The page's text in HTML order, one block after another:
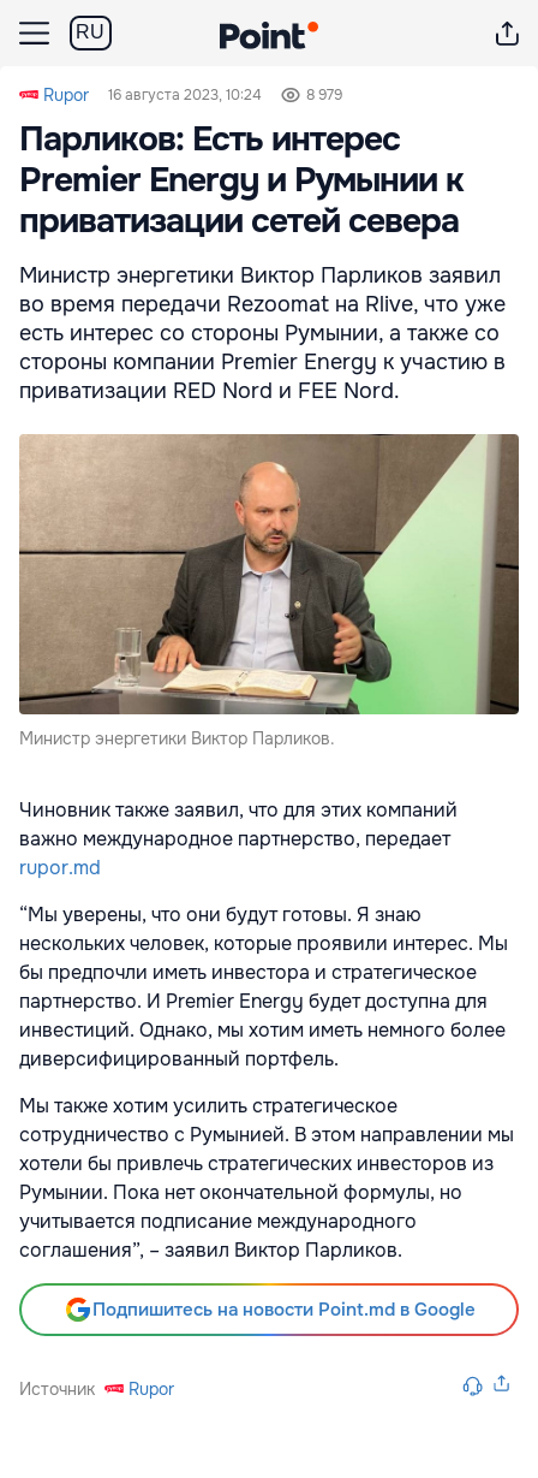
RU
Rupor 16 августа 2023, 10:24 8 979
Парликов: Есть интерес
Premier Energy и Румынии к
приватизации сетей севера
Министр энергетики Виктор Парликов заявил
во время передачи Rezoomat на Rlive, что уже
есть интерес со стороны Румынии, а также со
стороны компании Premier Energy к участию в
приватизации RED Nord и FEE Nord.
Министр энергетики Виктор Парликов.
Чиновник также заявил, что для этих компаний
важно международное партнерство, передает
rupor.md
“Мы уверены, что они будут готовы. Я знаю
нескольких человек, которые проявили интерес. Мы
бы предпочли иметь инвестора и стратегическое
партнерство. И Premier Energy будет доступна для
инвестиций. Однако, мы хотим иметь немного более
диверсифицированный портфель.
Мы также хотим усилить стратегическое
сотрудничество с Румынией. В этом направлении мы
хотели бы привлечь стратегических инвесторов из
Румынии. Пока нет окончательной формулы, но
учитывается подписание международного
соглашения”, – заявил Виктор Парликов.
Подпишитесь на новости Point.md в Google
Источник Rupor